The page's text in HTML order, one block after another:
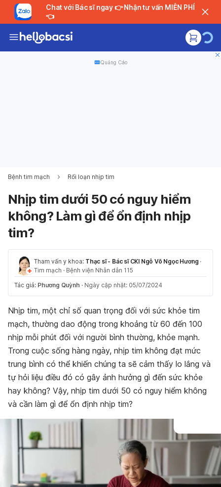
Chat với Bác sĩ ngay 👉 Nhận tư vấn MIỄN PHÍ
👈
Quảng Cáo
Bệnh tim mạch Rối loạn nhịp tim
Nhịp tim dưới 50 có nguy hiểm
không? Làm gì để ổn định nhịp
tim?
Tham vấn y khoa: Thạc sĩ - Bác sĩ CKI Ngô Võ Ngọc Hương ·
Tim mạch · Bệnh viện Nhân dân 115
Tác giả: Phương Quỳnh · Ngày cập nhật: 05/07/2024
Nhịp tim, một chỉ số quan trọng đối với sức khỏe tim
mạch, thường dao động trong khoảng từ 60 đến 100
nhịp mỗi phút đối với người bình thường, khỏe mạnh.
Trong cuộc sống hàng ngày, nhịp tim không đạt mức
trung bình có thể khiến chúng ta sẽ cảm thấy lo lắng và
tự hỏi liệu điều đó có gây ảnh hưởng gì đến sức khỏe
hay không? Vậy, nhịp tim dưới 50 có nguy hiểm không
và cần làm gì để ổn định nhịp tim?